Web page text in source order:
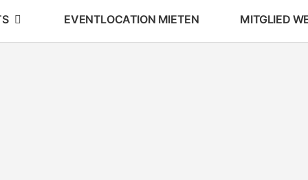
EVENTLOCATION MIETEN MITGLIED